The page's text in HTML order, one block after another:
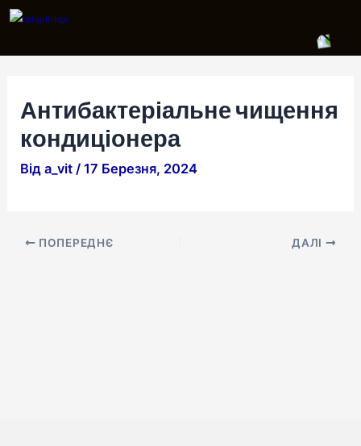
Перейти
вмісту
Антибактеріальне чищення
кондиціонера
Відa_vit/17 Березня, 2024
Навігація
запису
ПОПЕРЕДНЄ ДАЛІ